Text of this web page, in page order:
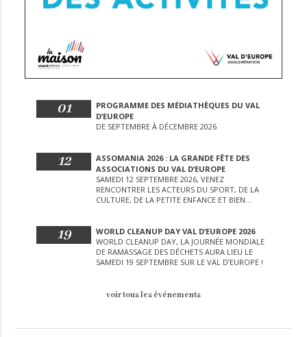
01
PROGRAMME DES MÉDIATHÈQUES DU VAL
D’EUROPE
DE SEPTEMBRE À DÉCEMBRE 2026
12
ASSOMANIA 2026 : LA GRANDE FÊTE DES
ASSOCIATIONS DU VAL D’EUROPE
SAMEDI 12 SEPTEMBRE 2026, VENEZ
RENCONTRER LES ACTEURS DU SPORT, DE LA
CULTURE, DE LA PETITE ENFANCE ET BIEN
19
WORLD CLEANUP DAY VAL D’EUROPE 2026
WORLD CLEANUP DAY, LA JOURNÉE MONDIALE
DE RAMASSAGE DES DÉCHETS AURA LIEU LE
SAMEDI 19 SEPTEMBRE SUR LE VAL D’EUROPE !
voir tous les événements